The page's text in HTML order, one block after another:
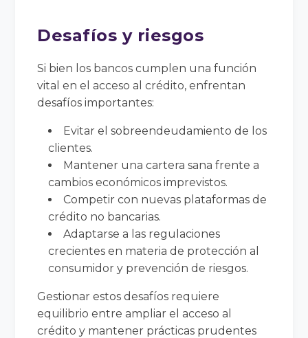
Desafíos y riesgos
Si bien los bancos cumplen una función
vital en el acceso al crédito, enfrentan
desafíos importantes:
Evitar el sobreendeudamiento de los
clientes.
Mantener una cartera sana frente a
cambios económicos imprevistos.
Competir con nuevas plataformas de
crédito no bancarias.
Adaptarse a las regulaciones
crecientes en materia de protección al
consumidor y prevención de riesgos.
Gestionar estos desafíos requiere
equilibrio entre ampliar el acceso al
crédito y mantener prácticas prudentes